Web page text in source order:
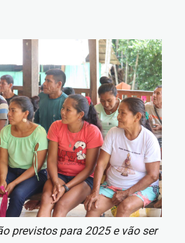
previstos para 2025 e vão ser